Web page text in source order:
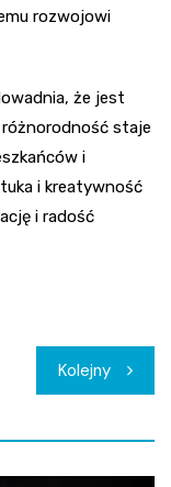
rozwojowi
że jest
różnorodność staje
i
i kreatywność
i radość
Kolejny